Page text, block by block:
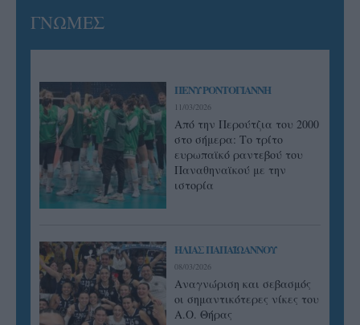
ΓΝΩΜΕΣ
ΠΕΝΥ ΡΟΝΤΟΓΙΑΝΝΗ
11/03/2026
Από την Περούτζια του 2000
στο σήμερα: Tο τρίτο
ευρωπαϊκό ραντεβού του
Παναθηναϊκού με την
ιστορία
ΗΛΙΑΣ ΠΑΠΑΪΩΑΝΝΟΥ
08/03/2026
Αναγνώριση και σεβασμός
οι σημαντικότερες νίκες του
Α.Ο. Θήρας